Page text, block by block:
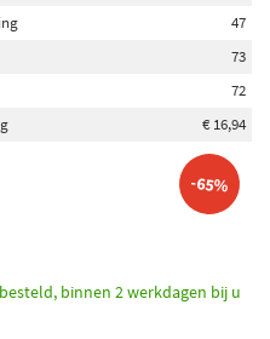
47
73
72
€ 16,94
-65%
binnen 2 werkdagen bij u